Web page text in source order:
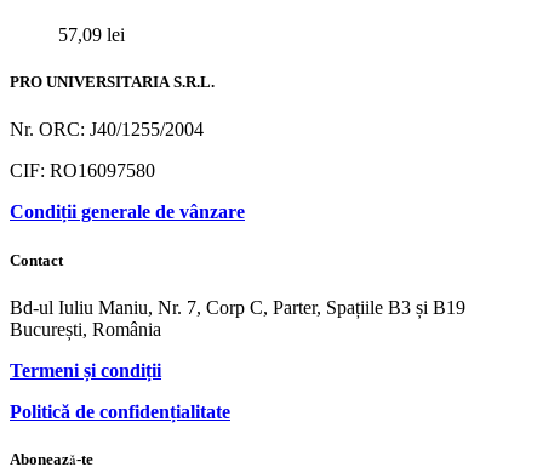
57,09 lei
PRO UNIVERSITARIA S.R.L.
Nr. ORC: J40/1255/2004
CIF: RO16097580
Condiții generale de vânzare
Contact
Bd-ul Iuliu Maniu, Nr. 7, Corp C, Parter, Spațiile B3 și B19
București, România
Termeni și condiții
Politică de confidențialitate
Abonează-te